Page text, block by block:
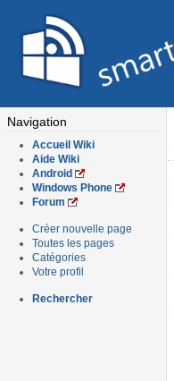
Navigation
Accueil Wiki
Aide Wiki
Android
Windows Phone
Forum
Créer nouvelle page
Toutes les pages
Catégories
Votre profil
Rechercher